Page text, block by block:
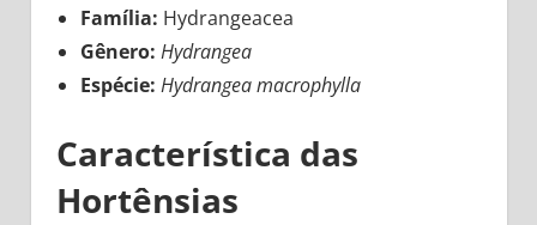
Família: Hydrangeacea
Gênero: Hydrangea
Espécie: Hydrangea macrophylla
Característica das
Hortênsias